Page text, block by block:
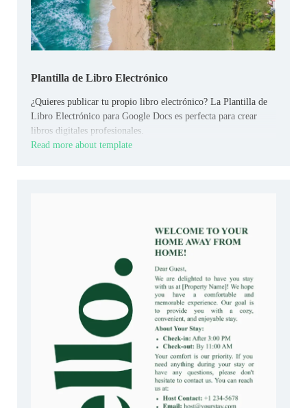
Plantilla de Libro Electrónico
¿Quieres publicar tu propio libro electrónico? La Plantilla de
Libro Electrónico para Google Docs es perfecta para crear
libros digitales profesionales.
Read more about template